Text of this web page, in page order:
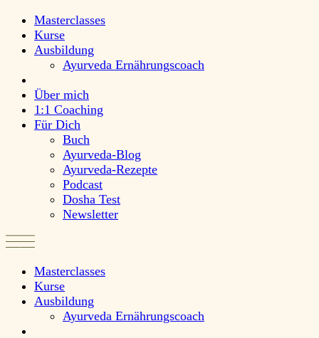
Masterclasses
Kurse
Ausbildung
Ayurveda Ernährungscoach
Über mich
1:1 Coaching
Für Dich
Buch
Ayurveda-Blog
Ayurveda-Rezepte
Podcast
Dosha Test
Newsletter
Masterclasses
Kurse
Ausbildung
Ayurveda Ernährungscoach